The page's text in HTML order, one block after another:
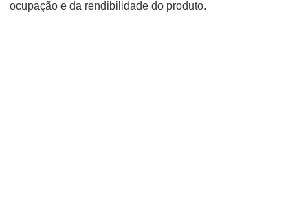
ocupação e da rendibilidade do produto.